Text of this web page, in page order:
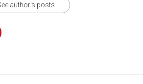
author's posts